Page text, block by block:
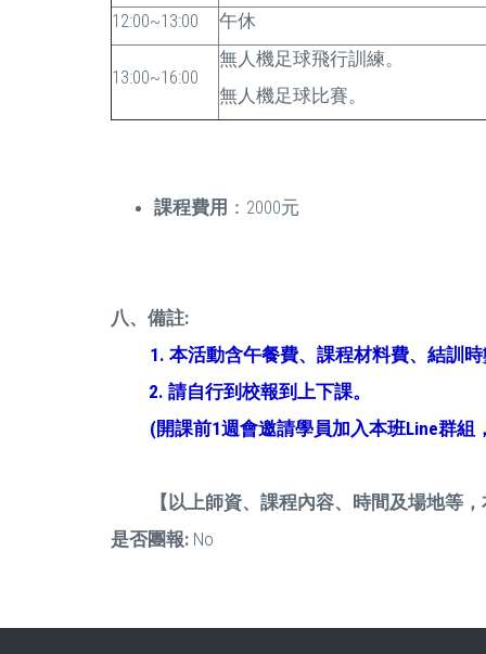
12:00~13:00
午休
13:00~16:00
無人機足球飛行訓練。
無人機足球比賽。
課程費用 ：2000元
八、備註:
1. 本活動含午餐費、課程材料費、結訓時
2.請自行到校報到上下課。
(開課前1週會邀請學員加入本班Line群
【以上師資、課程內容、時間及場地等，
是否團報: No